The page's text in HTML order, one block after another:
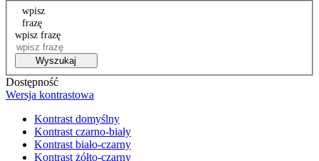
wpisz
frazę
wpisz frazę
Wyszukaj
Dostępność
Wersja kontrastowa
Kontrast domyślny
Kontrast czarno-biały
Kontrast biało-czarny
Kontrast żółto-czarny